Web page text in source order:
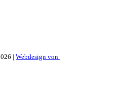
| Webdesign von